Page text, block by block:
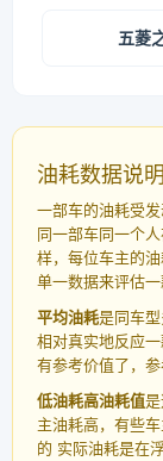
五菱
油耗数据说明
一部车的油耗受
同一部车同一个
样，每位车主的
单一数据来评估一
平均油耗是同车
相对真实地反应
有参考价值了，参
低油耗高油耗值
主油耗高，有些
的 实际油耗是在